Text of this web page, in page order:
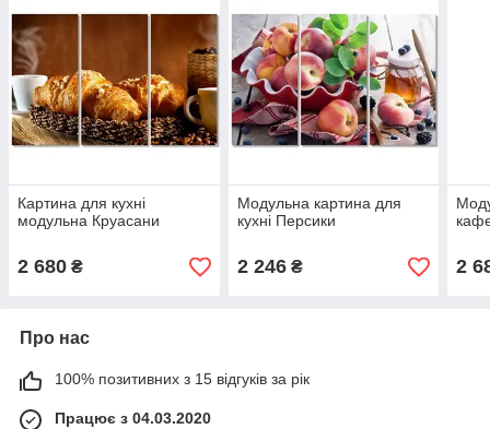
Картина для кухні
модульна Круасани
2 680 ₴
Модульна картина для
кухні Персики
2 246₴ 2
Про нас
100% позитивних з 15 відгуків за рік
Працює з 04.03.2020